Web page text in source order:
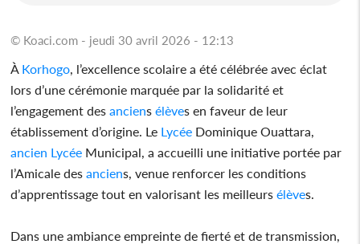
© Koaci.com - jeudi 30 avril 2026 - 12:13
À Korhogo, l’excellence scolaire a été célébrée avec éclat
lors d’une cérémonie marquée par la solidarité et
l’engagement desanciensélèves en faveur de leur
établissement d’origine. Le Lycée Dominique Ouattara,
ancien Lycée Municipal, a accueilli une initiative portée par
l’Amicale desanciens, venue renforcer les conditions
d’apprentissage tout en valorisant les meilleursélèves.
Dans une ambiance empreinte de fierté et de transmission,